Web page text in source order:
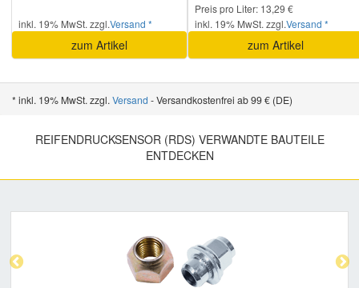
inkl. 19% MwSt. zzgl.Versand *
zum Artikel
Preis pro Liter: 13,29 €
inkl. 19% MwSt. zzgl.Versand *
zum Artikel
* inkl. 19% MwSt. zzgl. Versand - Versandkostenfrei ab 99 € (DE)
REIFENDRUCKSENSOR (RDS) VERWANDTE BAUTEILE
ENTDECKEN